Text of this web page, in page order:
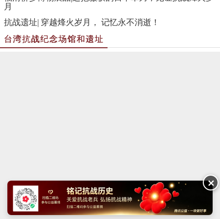
月
抗战遗址| 穿越烽火岁月， 记忆永不消逝！
台湾抗战纪念场馆和遗址
✕